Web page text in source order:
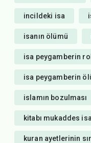
incildeki isa
isanın ölümü
isa peygamberin
isa peygamberin
islamın bozulması
kitabı mukaddes
kuran ayetlerinin